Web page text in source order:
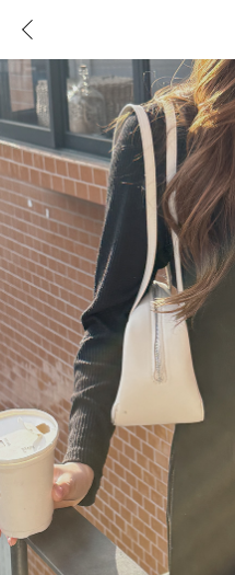
로그인
콘텐츠 리뷰 & 혜택
CATEGORY
도착보장⚡
인플루언서 pick!
신상 5%
베스트
MADE
세트할인 ~30%